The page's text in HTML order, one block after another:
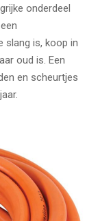
onderdeel
slang is, koop in
oud is. Een
en scheurtjes